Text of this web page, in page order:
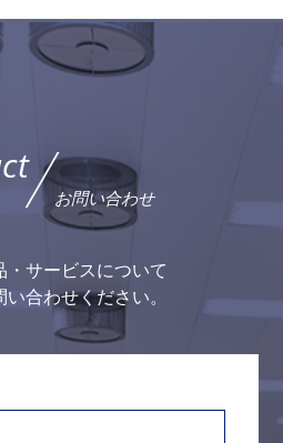
お問い合わせ
・サービスについて
合わせください。